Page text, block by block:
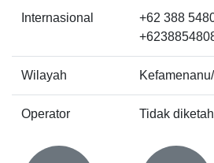
Internasional
+62 388
Wilayah
Operator Tidak